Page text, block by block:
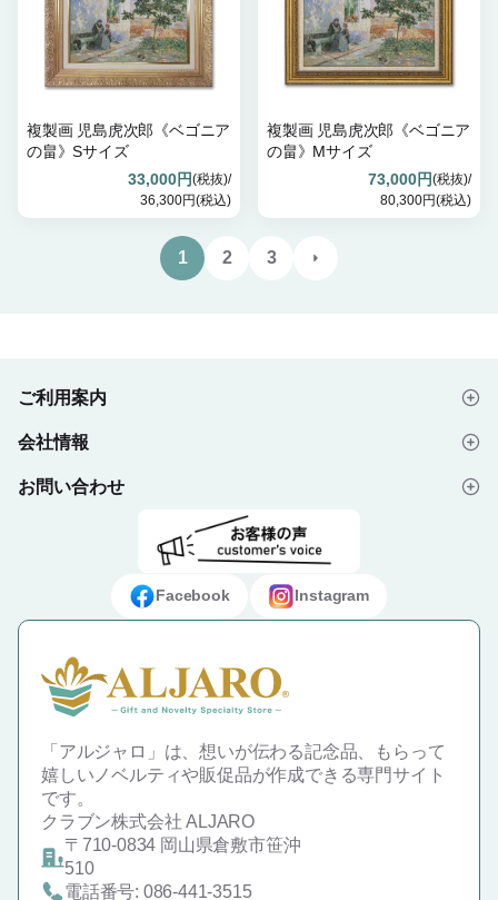
複製画 児島虎次郎《ベゴニア
の畠》Sサイズ
33,000円(税抜)/
36,300円(税込)
複製画 児島虎次郎《ベゴニア
の畠》Mサイズ
73,000円(税抜)/
80,300円(税込)
1 2 3
ご利用案内
はじめての方へ
ご注文の流れ
デザイン入稿データについて
ギフト・ノベルティ納入事例
会社情報
会社概要
プライバシーポリシー
特定商取引法に基づく表示
お問い合わせ
お問い合わせフォームFacebook Instagram
「アルジャロ」は、想いが伝わる記念品、もらって
嬉しいノベルティや販促品が作成できる専門サイト
です。
クラブン株式会社 ALJARO
〒710-0834 岡山県倉敷市笹沖
510
電話番号: 086-441-3515